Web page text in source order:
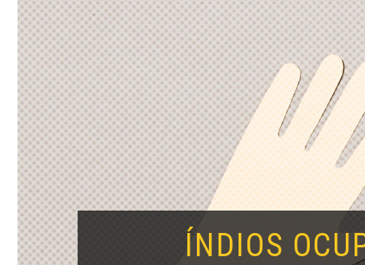
ÍNDIOS